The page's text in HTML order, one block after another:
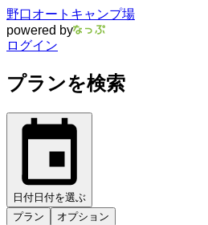
野口オートキャンプ場
powered by
ログイン
プランを検索
日付 日付を選ぶ
プラン
オプション